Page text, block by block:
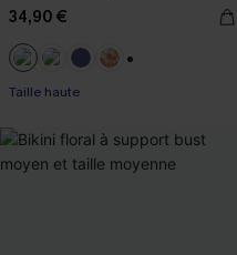
34,90 €
Taille haute